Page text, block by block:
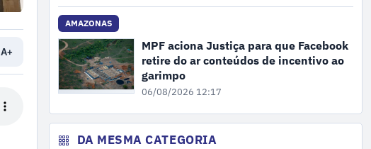
A+
AMAZONAS
MPF aciona Justiça para que Facebook
retire do ar conteúdos de incentivo ao
garimpo
06/08/2026 12:17
DA MESMA CATEGORIA